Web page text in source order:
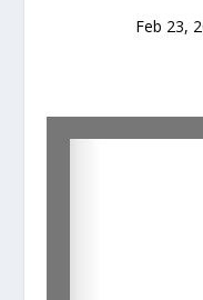
Feb 23,